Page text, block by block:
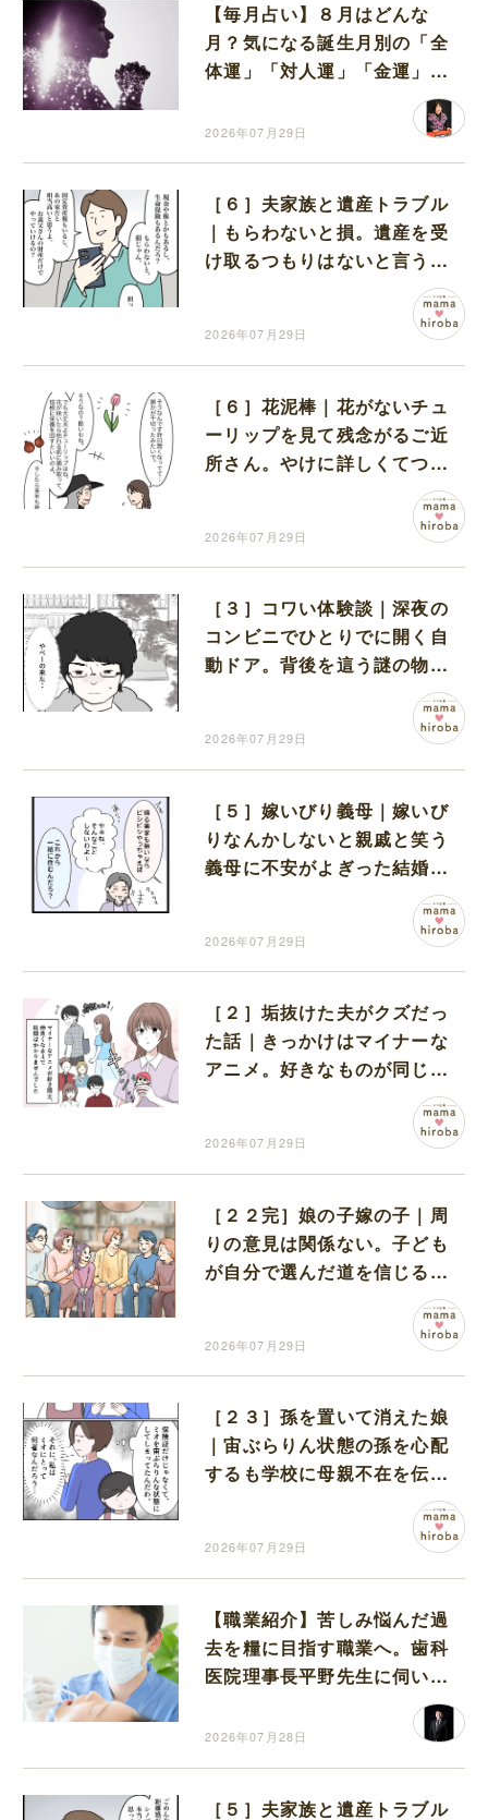
【毎月占い】８月はどんな
月？気になる誕生月別の「全
体運」「対人運」「金運」
「ラッキーアイテム」につい
てお教えします
2026年07月29日
［６］夫家族と遺産トラブル
｜もらわないと損。遺産を受
け取るつもりはないと言う妻
2026年07月29日
［６］花泥棒｜花がないチュ
ーリップを見て残念がるご近
所さん。やけに詳しくてつい
2026年07月29日
［３］コワい体験談｜深夜の
コンビニでひとりでに開く自
動ドア。背後を這う謎の物体
2026年07月29日
［５］嫁いびり義母｜嫁いび
りなんかしないと親戚と笑う
義母に不安がよぎった結婚
式。不安なまま同居生活スタ
2026年07月29日
［２］垢抜けた夫がクズだっ
た話｜きっかけはマイナーな
アニメ。好きなものが同じで
2026年07月29日
［２２完］娘の子嫁の子｜周
りの意見は関係ない。子ども
が自分で選んだ道を信じるこ
とが親にできる一番の応援
2026年07月29日
［２３］孫を置いて消えた娘
｜宙ぶらりん状態の孫を心配
するも学校に母親不在を伝え
る自分の立場がわからない
2026年07月29日
【職業紹介】苦しみ悩んだ過
去を糧に目指す職業へ。歯科
医院理事長平野先生に伺いま
2026年07月28日
［５］夫家族と遺産トラブル